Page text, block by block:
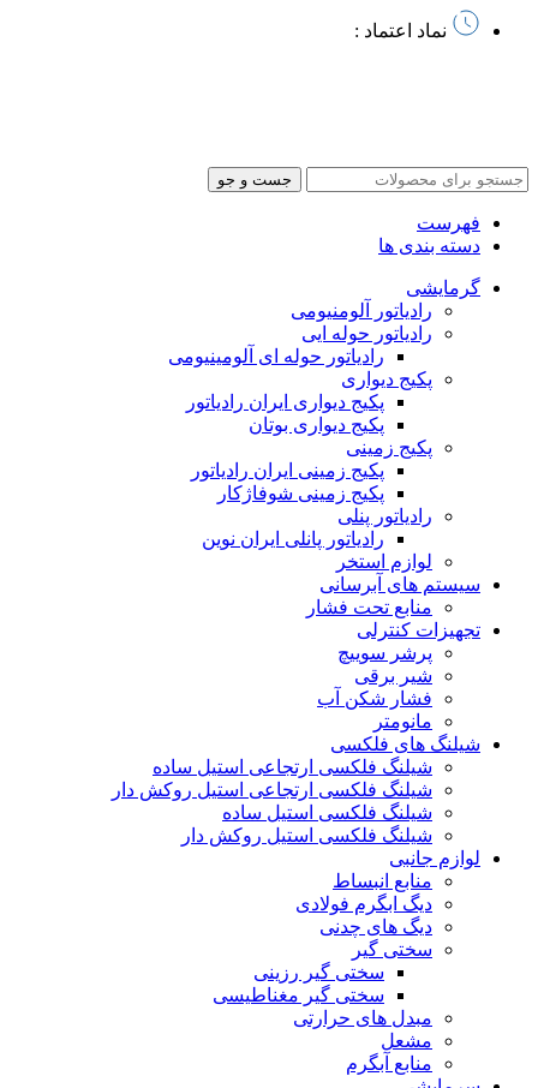
نماد اعتماد :
جست و جو
فهرست
دسته بندی ها
گرمایشی
رادیاتور آلومنیومی
رادیاتور حوله ایی
رادیاتور حوله ای آلومینیومی
پکیج دیواری
پکیج دیواری ایران رادیاتور
پکیج دیواری بوتان
پکیج زمینی
پکیج زمینی ایران رادیاتور
پکیج زمینی شوفاژکار
رادیاتور پنلی
رادیاتور پانلی ایران نوین
لوازم استخر
سیستم های آبرسانی
منابع تحت فشار
تجهیزات کنترلی
پرشر سوییچ
شیر برقی
فشار شکن آب
مانومتر
شیلنگ های فلکسی
شیلنگ فلکسی ارتجاعی استیل ساده
شیلنگ فلکسی ارتجاعی استیل روکش دار
شیلنگ فلکسی استیل ساده
شیلنگ فلکسی استیل روکش دار
لوازم جانبی
منابع انبساط
دیگ ابگرم فولادی
دیگ های چدنی
سختی گیر
سختی گیر رزینی
سختی گیر مغناطیسی
مبدل های حرارتی
مشعل
منابع آبگرم